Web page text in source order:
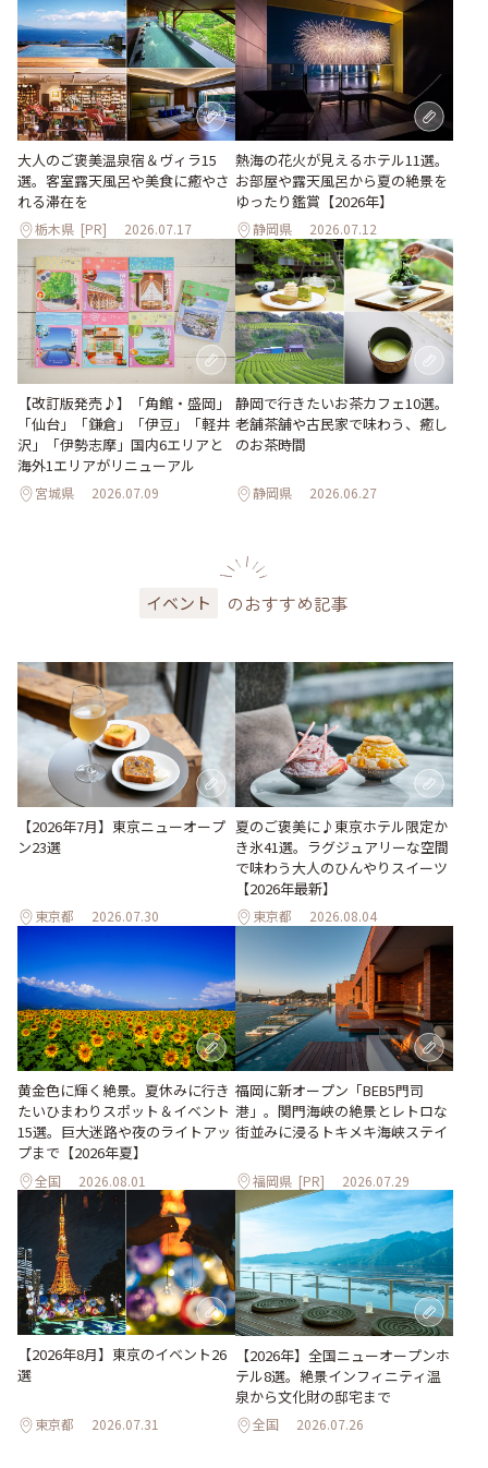
大人のご褒美温泉宿＆ヴィラ15
選。客室露天風呂や美食に癒やさ
れる滞在を
栃木県 [PR] 2026.07.17
熱海の花火が見えるホテル11選。
お部屋や露天風呂から夏の絶景を
ゆったり鑑賞【2026年】
静岡県 2026.07.12
【改訂版発売♪】「角館・盛岡」
「仙台」「鎌倉」「伊豆」「軽井
沢」「伊勢志摩」国内6エリアと
海外1エリアがリニューアル
宮城県 2026.07.09
静岡で行きたいお茶カフェ10選。
老舗茶舗や古民家で味わう、癒し
のお茶時間
静岡県 2026.06.27
イベント のおすすめ記事
【2026年7月】東京ニューオープ
ン23選
東京都 2026.07.30
夏のご褒美に♪東京ホテル限定か
き氷41選。ラグジュアリーな空間
で味わう大人のひんやりスイーツ
【2026年最新】
東京都 2026.08.04
黄金色に輝く絶景。夏休みに行き
たいひまわりスポット＆イベント
15選。巨大迷路や夜のライトアッ
プまで【2026年夏】
全国 2026.08.01
福岡に新オープン「BEB5門司
港」。関門海峡の絶景とレトロな
街並みに浸るトキメキ海峡ステイ
福岡県 [PR] 2026.07.29
【2026年8月】東京のイベント26
選
東京都 2026.07.31
【2026年】全国ニューオープンホ
テル8選。絶景インフィニティ温
泉から文化財の邸宅まで
全国 2026.07.26